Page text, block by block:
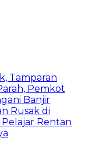
Tamparan
Pemkot
Banjir
Rusak di
Rentan